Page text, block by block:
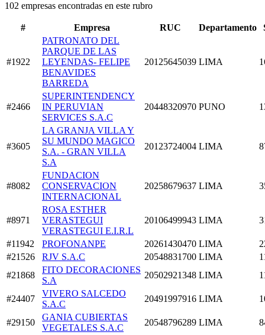
102 empresas encontradas en este rubro
# Empresa RUC Departamento
#1922
PATRONATO DEL
PARQUE DE LAS
LEYENDAS- FELIPE
BENAVIDES
BARREDA
20125645039 LIMA
#2466
SUPERINTENDENCY
IN PERUVIAN
SERVICES S.A.C
20448320970 PUNO
#3605
LA GRANJA VILLA Y
SU MUNDO MAGICO
S.A. - GRAN VILLA
S.A
20123724004 LIMA
#8082
FUNDACION
CONSERVACION
INTERNACIONAL
20258679637 LIMA
#8971
ROSA ESTHER
VERASTEGUI
VERASTEGUI E.I.R.L
20106499943 LIMA
#11942 PROFONANPE 20261430470 LIMA
#21526
RJV S.A.C 20548831700 LIMA
#21868
FITO DECORACIONES
S.A
20502921348 LIMA
#24407
VIVERO SALCEDO
S.A.C
20491997916 LIMA
#29150
GANIA CUBIERTAS
VEGETALES S.A.C
20548796289 LIMA